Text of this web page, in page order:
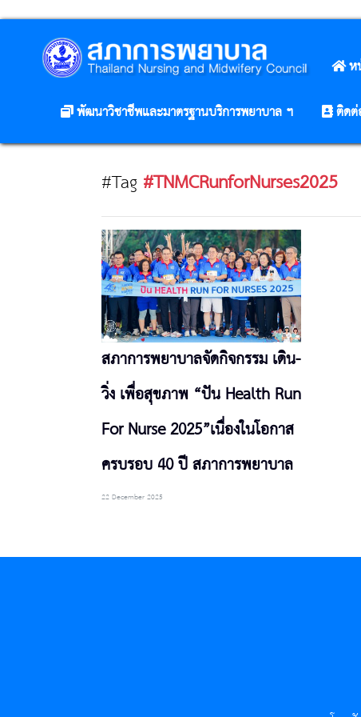
ห
พัฒนาวิชาชีพและมาตรฐานบริการพยาบาล ฯ
ติดต่
#Tag #TNMCRunforNurses2025
สภาการพยาบาลจัดกิจกรรม เดิน-
วิ่ง เพื่อสุขภาพ “ปัน Health Run
For Nurse 2025”เนื่องในโอกาส
ครบรอบ 40 ปี สภาการพยาบาล
22 December 2025